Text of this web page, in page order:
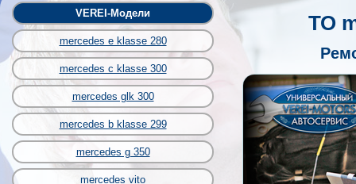
VEREI-Модели
mercedes e klasse 280
mercedes c klasse 300
mercedes glk 300
mercedes b klasse 299
mercedes g 350
mercedes vito
ТО